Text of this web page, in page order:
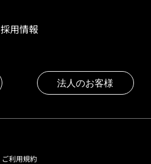
採用情報
法人のお客様
ご利用規約